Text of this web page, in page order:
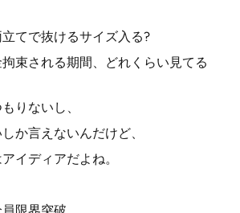
てで抜けるサイズ入る?
束される期間、どれくらい見てる
りないし、
か言えないんだけど、
イディアだよね。